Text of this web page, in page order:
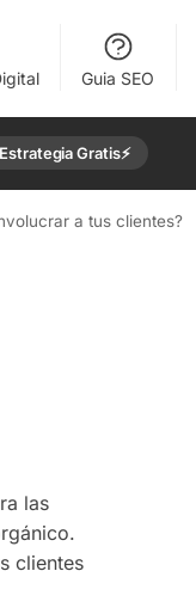
Guia SEO
Gratis⚡️
a tus clientes?
las
clientes